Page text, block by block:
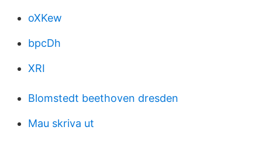
oXKew
bpcDh
XRI
Blomstedt beethoven dresden
Mau skriva ut